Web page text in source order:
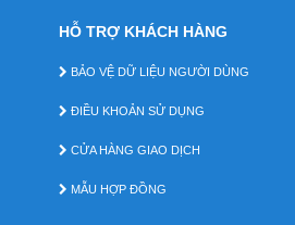
HỖ TRỢ KHÁCH HÀNG
BẢO VỆ DỮ LIỆU NGƯỜI DÙNG
ĐIỀU KHOẢN SỬ DỤNG
CỬA HÀNG GIAO DỊCH
MẪU HỢP ĐỒNG